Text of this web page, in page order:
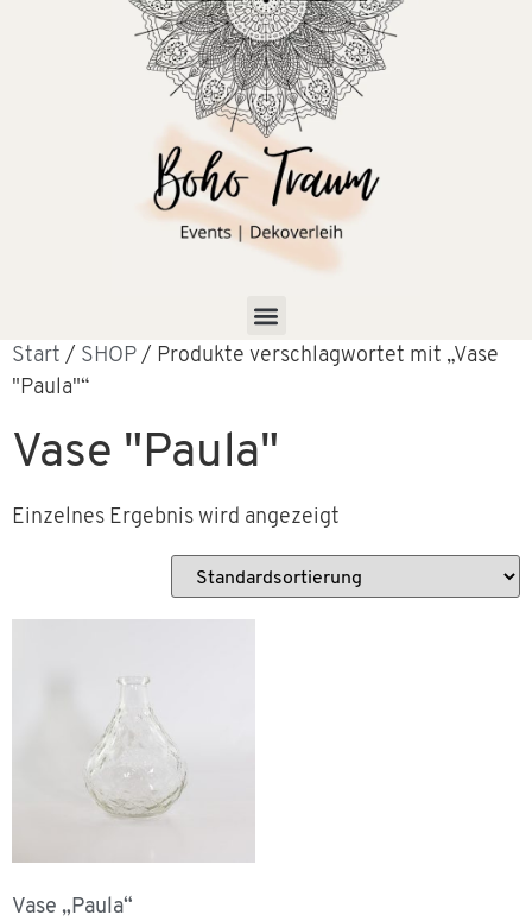
Start / SHOP / Produkte verschlagwortet mit „Vase
"Paula"“
Vase "Paula"
Einzelnes Ergebnis wird angezeigt
Vase „Paula“